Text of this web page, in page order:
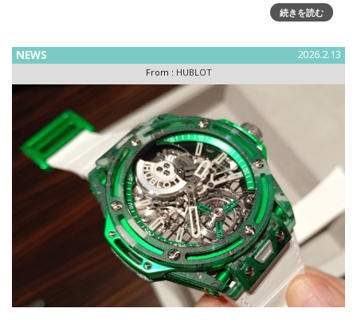
ーバルアーティストであり、パフォーマー、K-POPグループ
ル
続きを読む
NEWS 2026.2.13
From : HUBLOT